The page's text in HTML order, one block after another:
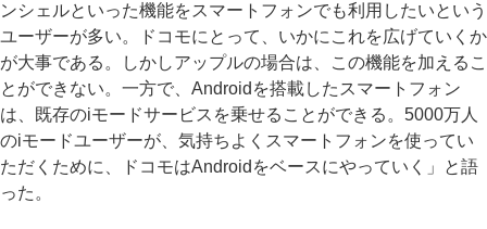
ンシェルといった機能をスマートフォンでも利用したいという
ユーザーが多い。ドコモにとって、いかにこれを広げていくか
が大事である。しかしアップルの場合は、この機能を加えるこ
とができない。一方で、Androidを搭載したスマートフォン
は、既存のiモードサービスを乗せることができる。5000万人
のiモードユーザーが、気持ちよくスマートフォンを使ってい
ただくために、ドコモはAndroidをベースにやっていく」と語
った。